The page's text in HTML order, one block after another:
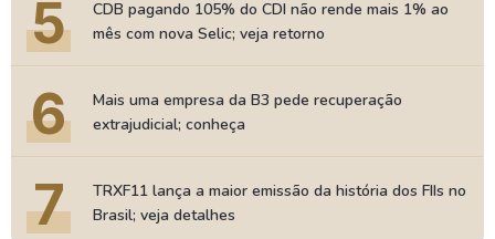
5
CDB pagando 105% do CDI não rende mais 1% ao
mês com nova Selic; veja retorno
6
Mais uma empresa da B3 pede recuperação
extrajudicial; conheça
7
TRXF11 lança a maior emissão da história dos FIIs no
Brasil; veja detalhes